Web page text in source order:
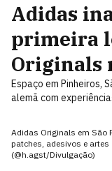
Adidas
primeira
Originals
Espaço em Pinheiros,
alemã com
Adidas Originals em São
patches, adesivos e
(@h.agst/Divulgação)